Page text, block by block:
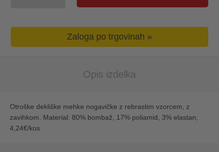
Zaloga po trgovinah »
Opis izdelka
Otroške dekliške mehke nogavičke z rebrastim vzorcem, z
zavihkom. Material: 80% bombaž, 17% poliamid, 3% elastan;
4,24€/kos